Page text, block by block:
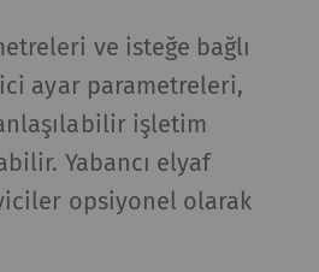
ve isteğe bağlı
ayar parametreleri,
işletim
Yabancı elyaf
opsiyonel olarak